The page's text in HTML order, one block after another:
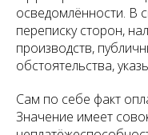
осведомлённости. В
переписку сторон,
производств,
обстоятельства,
Сам по себе факт
Значение имеет